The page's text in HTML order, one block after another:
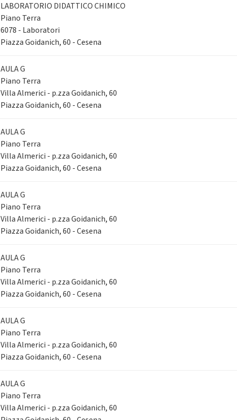
LABORATORIO DIDATTICO CHIMICO
Piano Terra
6078 - Laboratori
Piazza Goidanich, 60 - Cesena
AULA G
Piano Terra
Villa Almerici - p.zza Goidanich, 60
Piazza Goidanich, 60 - Cesena
AULA G
Piano Terra
Villa Almerici - p.zza Goidanich, 60
Piazza Goidanich, 60 - Cesena
AULA G
Piano Terra
Villa Almerici - p.zza Goidanich, 60
Piazza Goidanich, 60 - Cesena
AULA G
Piano Terra
Villa Almerici - p.zza Goidanich, 60
Piazza Goidanich, 60 - Cesena
AULA G
Piano Terra
Villa Almerici - p.zza Goidanich, 60
Piazza Goidanich, 60 - Cesena
AULA G
Piano Terra
Villa Almerici - p.zza Goidanich, 60